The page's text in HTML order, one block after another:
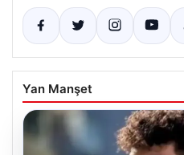
Yan Manşet